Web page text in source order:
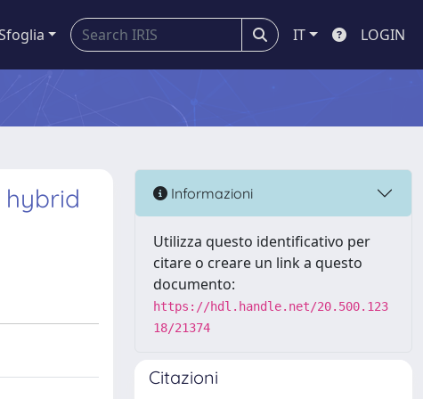
IT LOGIN
Informazioni
Utilizza questo identificativo per
citare o creare un link a questo
documento:
https://hdl.handle.net/20.500.123
18/21374
Citazioni